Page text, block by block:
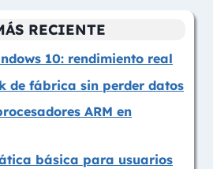
RECIENTE
10: rendimiento real
de fábrica sin perder datos
ARM en
básica para usuarios